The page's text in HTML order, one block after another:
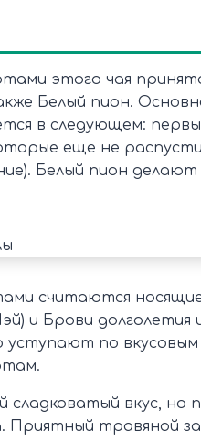
этого чая
Белый пион.
в следующем:
еще не
Белый пион делают
считаются
и Брови долголетия
уступают по
вкус, но
Приятный травяной